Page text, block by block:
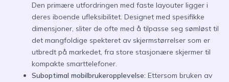
Den primære utfordringen med faste layouter ligger i
deres iboende ufleksibilitet. Designet med spesifikke
dimensjoner, sliter de ofte med å tilpasse seg sømløst til
det mangfoldige spekteret av skjermstørrelser som er
utbredt på markedet, fra store stasjonære skjermer til
kompakte smarttelefoner.
Suboptimal mobilbrukeropplevelse: Ettersom bruken av